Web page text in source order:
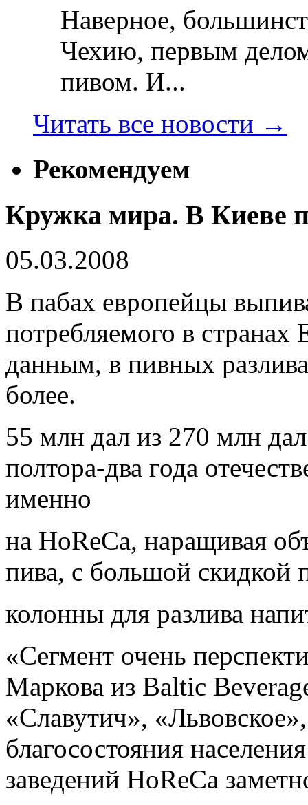
Наверное,
Чехию, первым
пивом. И...
Читать все новости →
Рекомендуем
Кружка мира. В Киеве
05.03.2008
В пабах европейцы
потребляемого в
данным, в пивных
более.
55 млн дал из 270 млн
полтора-два года
именно
на HoReCa, наращивая
пива, с большой скидкой
колонны для разлива
«Сегмент очень
Маркова из Baltic
«Славутич»,
благосостояния
заведений HoReCa